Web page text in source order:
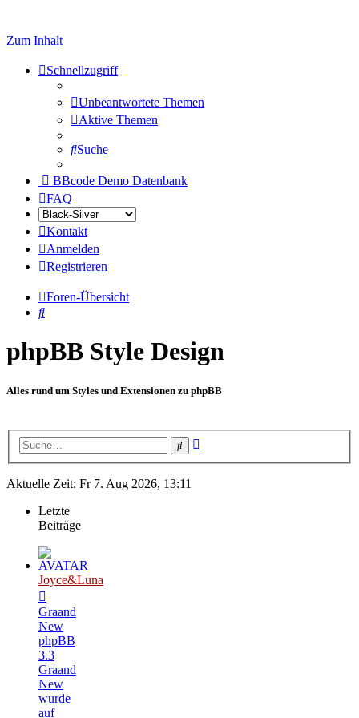
Zum Inhalt
Schnellzugriff
Unbeantwortete Themen
Aktive Themen
Suche
BBcode Demo Datenbank
FAQ
Kontakt
Anmelden
Registrieren
Foren-Übersicht
Suche
phpBB Style Design
Alles rund um Styles und Extensionen zu phpBB
Suche
Aktuelle Zeit: Fr 7. Aug 2026, 13:11
Letzte
Beiträge
Joyce&Luna
Graand
New
phpBB
3.3
Graand
New
wurde
auf